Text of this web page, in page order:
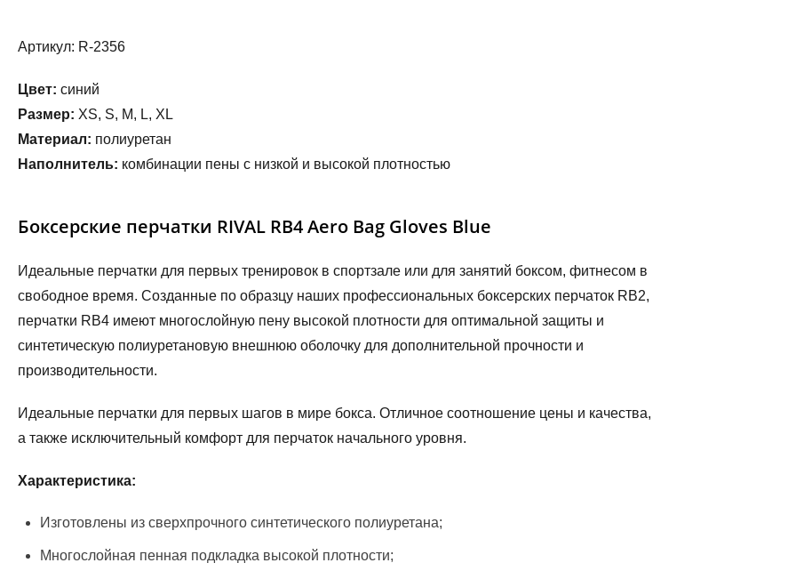
Артикул: R-2356
Цвет: синий
Размер: XS, S, M, L, XL
Материал: полиуретан
Наполнитель: комбинации пены с низкой и высокой плотностью
Боксерские перчатки RIVAL RB4 Aero Bag Gloves Blue
Идеальные перчатки для первых тренировок в спортзале или для занятий боксом, фитнесом в
свободное время. Созданные по образцу наших профессиональных боксерских перчаток RB2,
перчатки RB4 имеют многослойную пену высокой плотности для оптимальной защиты и
синтетическую полиуретановую внешнюю оболочку для дополнительной прочности и
производительности.
Идеальные перчатки для первых шагов в мире бокса. Отличное соотношение цены и качества,
а также исключительный комфорт для перчаток начального уровня.
Характеристика:
Изготовлены из сверхпрочного синтетического полиуретана;
Многослойная пенная подкладка высокой плотности;